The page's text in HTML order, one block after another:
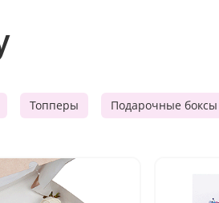
Топперы Подарочные боксы